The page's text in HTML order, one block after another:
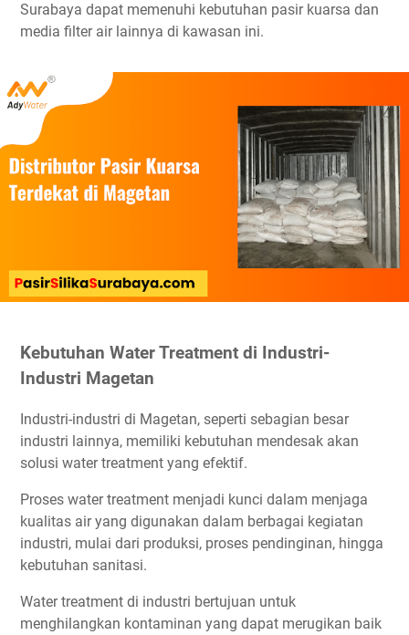
Surabaya dapat memenuhi kebutuhan pasir kuarsa dan
media filter air lainnya di kawasan ini.
Kebutuhan Water Treatment di Industri-
Industri Magetan
Industri-industri di Magetan, seperti sebagian besar
industri lainnya, memiliki kebutuhan mendesak akan
solusi water treatment yang efektif.
Proses water treatment menjadi kunci dalam menjaga
kualitas air yang digunakan dalam berbagai kegiatan
industri, mulai dari produksi, proses pendinginan, hingga
kebutuhan sanitasi.
Water treatment di industri bertujuan untuk
menghilangkan kontaminan yang dapat merugikan baik